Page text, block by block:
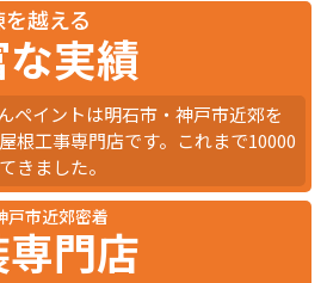
越える
実績
ペイントは明石市・神戸市近郊を
根工事専門店です。これまで10000
きました。
戸市近郊密着
門店